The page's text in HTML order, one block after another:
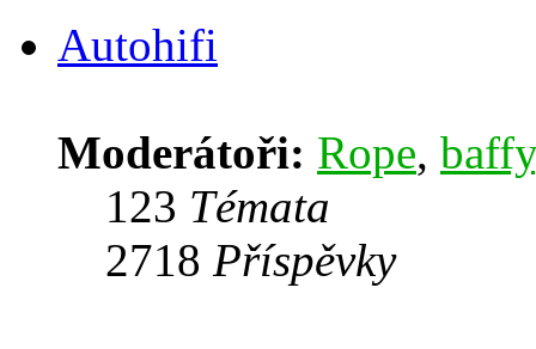
Autohifi
Moderátoři: Rope, baffy
123 Témata
2718 Příspěvky